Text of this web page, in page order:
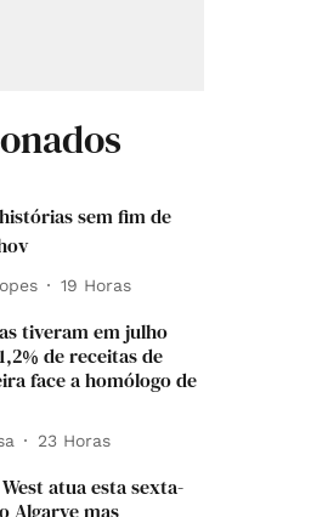
sem fim de
19 Horas
tiveram em julho
de receitas de
face a homólogo de
23 Horas
atua esta sexta-
Algarve mas